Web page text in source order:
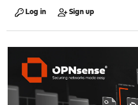
Log in Sign up